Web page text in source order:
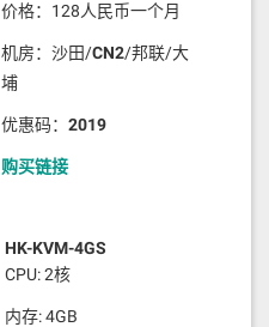
价格：128人民币一个月
机房：沙田/CN2/邦联/大
埔
优惠码： 2019
购买链接
HK-KVM-4GS
CPU: 2核
内存: 4GB